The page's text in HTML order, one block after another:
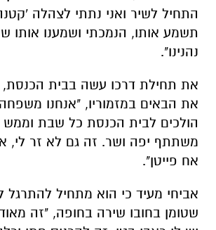
התחיל לשיר ואני נתתי לצהלה
תשמע אותו, הנמכתי ושמענו אותו
נהנינו".
את תחילת דרכו עשה בבית
את הבאים במזמוריו, "אנחנו
הולכים לבית הכנסת כל שבת וממש
משתתף יפה ושר. זה גם לא זר לי,
אח פייטן".
אביחי מעיד כי הוא מתחיל
שטומן בחובו שירה בחופה, "זה